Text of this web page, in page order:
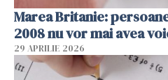
Marea Britanie:
2008 nu vor mai avea
29 APRILIE 2026